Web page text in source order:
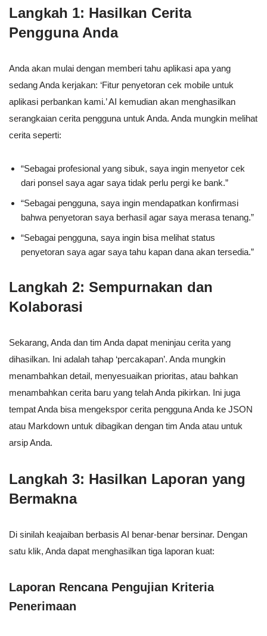
Langkah 1: Hasilkan Cerita
Pengguna Anda
Anda akan mulai dengan memberi tahu aplikasi apa yang
sedang Anda kerjakan: ‘Fitur penyetoran cek mobile untuk
aplikasi perbankan kami.’ AI kemudian akan menghasilkan
serangkaian cerita pengguna untuk Anda. Anda mungkin melihat
cerita seperti:
“Sebagai profesional yang sibuk, saya ingin menyetor cek
dari ponsel saya agar saya tidak perlu pergi ke bank.”
“Sebagai pengguna, saya ingin mendapatkan konfirmasi
bahwa penyetoran saya berhasil agar saya merasa tenang.”
“Sebagai pengguna, saya ingin bisa melihat status
penyetoran saya agar saya tahu kapan dana akan tersedia.”
Langkah 2: Sempurnakan dan
Kolaborasi
Sekarang, Anda dan tim Anda dapat meninjau cerita yang
dihasilkan. Ini adalah tahap ‘percakapan’. Anda mungkin
menambahkan detail, menyesuaikan prioritas, atau bahkan
menambahkan cerita baru yang telah Anda pikirkan. Ini juga
tempat Anda bisa mengekspor cerita pengguna Anda ke JSON
atau Markdown untuk dibagikan dengan tim Anda atau untuk
arsip Anda.
Langkah 3: Hasilkan Laporan yang
Bermakna
Di sinilah keajaiban berbasis AI benar-benar bersinar. Dengan
satu klik, Anda dapat menghasilkan tiga laporan kuat:
Laporan Rencana Pengujian Kriteria
Penerimaan